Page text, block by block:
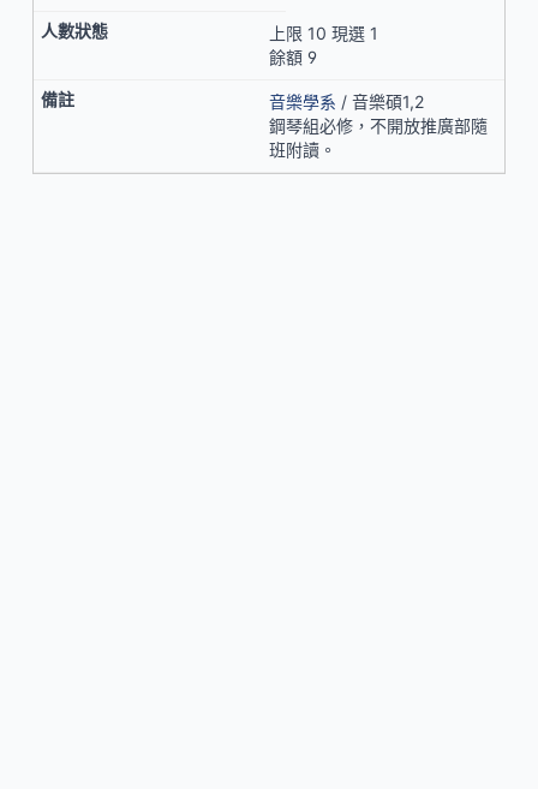
上限 10 現選 1
餘額 9
音樂學系 / 音樂碩1,2
鋼琴組必修，不開放推廣部隨
班附讀。